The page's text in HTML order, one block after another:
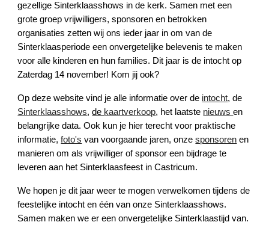
gezellige Sinterklaasshows in de kerk. Samen met een
grote groep vrijwilligers, sponsoren en betrokken
organisaties zetten wij ons ieder jaar in om van de
Sinterklaasperiode een onvergetelijke belevenis te maken
voor alle kinderen en hun families. Dit jaar is de intocht op
Zaterdag 14 november! Kom jij ook?
Op deze website vind je alle informatie over de intocht, de
Sinterklaasshows,de kaartverkoop, het laatste nieuwsen
belangrijke data. Ook kun je hier terecht voor praktische
informatie,foto's van voorgaande jaren, onzesponsoren en
manieren om als vrijwilliger of sponsor een bijdrage te
leveren aan het Sinterklaasfeest in Castricum.
We hopen je dit jaar weer te mogen verwelkomen tijdens de
feestelijke intocht en één van onze Sinterklaasshows.
Samen maken we er een onvergetelijke Sinterklaastijd van.